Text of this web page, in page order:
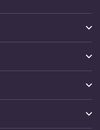
gjennom en
serverdensitet
server
huse opptil